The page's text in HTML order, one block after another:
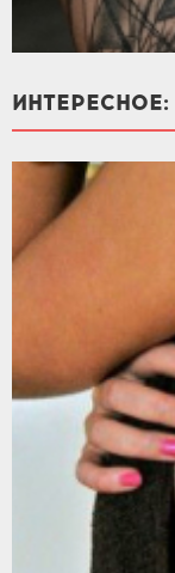
ИНТЕРЕСНОЕ: